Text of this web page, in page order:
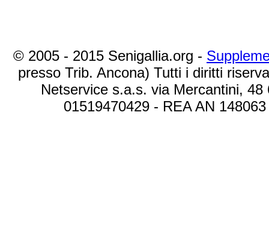
© 2005 - 2015 Senigallia.org -
presso Trib. Ancona) Tutti i diritti
Netservice s.a.s. via Mercantini,
01519470429 - REA AN